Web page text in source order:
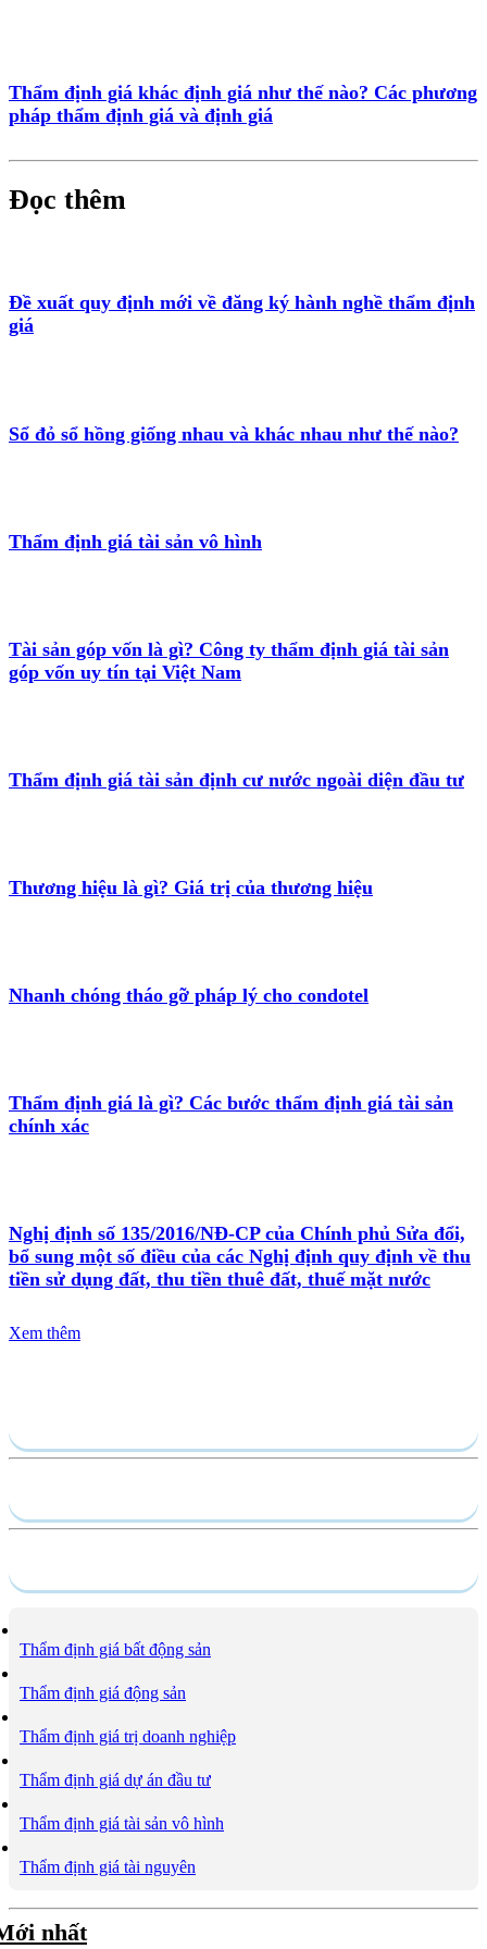
Thẩm định giá khác định giá như thế nào? Các phương
pháp thẩm định giá và định giá
Đọc thêm
Đề xuất quy định mới về đăng ký hành nghề thẩm định
giá
Sổ đỏ sổ hồng giống nhau và khác nhau như thế nào?
Thẩm định giá tài sản vô hình
Tài sản góp vốn là gì? Công ty thẩm định giá tài sản
góp vốn uy tín tại Việt Nam
Thẩm định giá tài sản định cư nước ngoài diện đầu tư
Thương hiệu là gì? Giá trị của thương hiệu
Nhanh chóng tháo gỡ pháp lý cho condotel
Thẩm định giá là gì? Các bước thẩm định giá tài sản
chính xác
Nghị định số 135/2016/NĐ-CP của Chính phủ Sửa đổi,
bổ sung một số điều của các Nghị định quy định về thu
tiền sử dụng đất, thu tiền thuê đất, thuế mặt nước
Xem thêm
Thẩm định giá bất động sản
Thẩm định giá động sản
Thẩm định giá trị doanh nghiệp
Thẩm định giá dự án đầu tư
Thẩm định giá tài sản vô hình
Thẩm định giá tài nguyên
nhất